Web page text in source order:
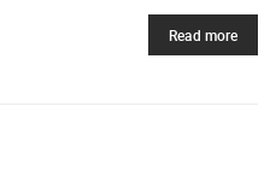
Read more